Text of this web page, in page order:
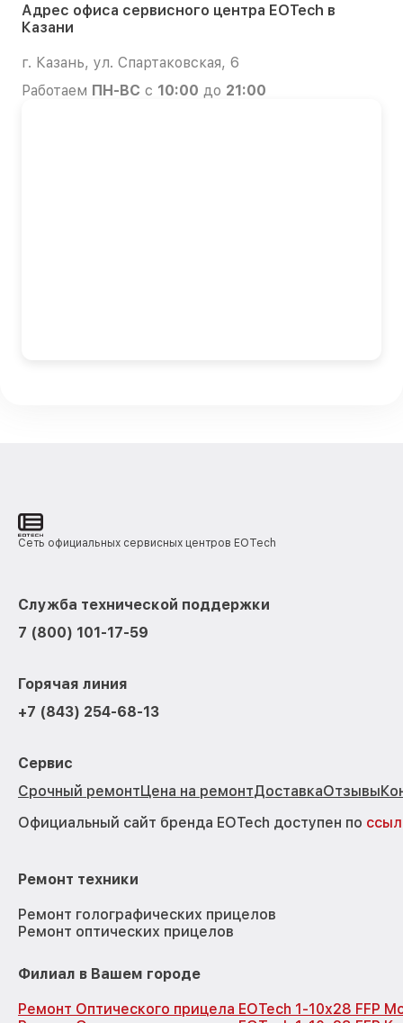
Адрес офиса сервисного центра EOTech в
Казани
г. Казань, ул. Спартаковская, 6
Работаем ПН-ВС с 10:00 до 21:00
Сеть официальных сервисных центров EOTech
Служба технической поддержки
7 (800) 101-17-59
Горячая линия
+7 (843) 254-68-13
Сервис
Срочный ремонтЦена на ремонтДоставкаОтзывы
Официальный сайт бренда EOTech доступен по
Ремонт техники
Ремонт голографических прицелов
Ремонт оптических прицелов
Филиал в Вашем городе
Ремонт Оптического прицела EOTech 1-10x28 FFP